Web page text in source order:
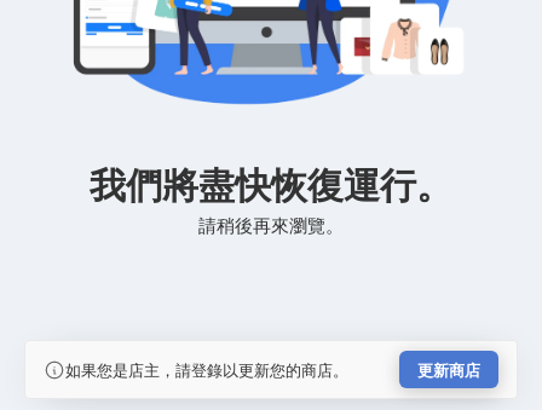
我們將盡快恢復運行。
請稍後再來瀏覽。
如果您是店主，請登錄以更新您的商店。 更新商店